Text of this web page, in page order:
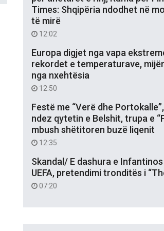
Times: Shqipëria ndodhet në
të mirë
12:02
Europa digjet nga vapa
rekordet e temperaturave,
nga nxehtësia
12:50
Festë me “Verë dhe
ndez qytetin e Belshit, trupa e
mbush shëtitoren buzë liqenit
12:35
Skandal/ E dashura e
UEFA, pretendimi tronditës i
07:20